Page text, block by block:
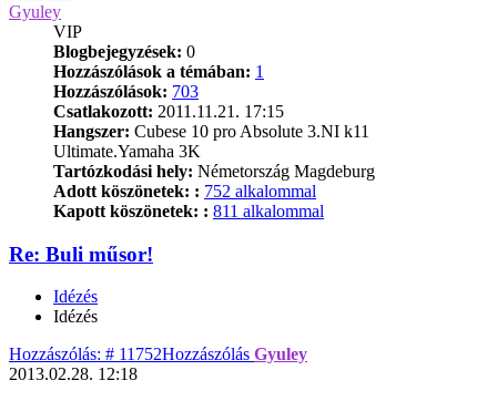
Gyuley
VIP
Blogbejegyzések: 0
Hozzászólások a témában: 1
Hozzászólások: 703
Csatlakozott: 2011.11.21. 17:15
Hangszer: Cubese 10 pro Absolute 3.NI k11
Ultimate.Yamaha 3K
Tartózkodási hely: Németország Magdeburg
Adott köszönetek: : 752 alkalommal
Kapott köszönetek: : 811 alkalommal
Re: Buli műsor!
Idézés
Idézés
Hozzászólás: # 11752Hozzászólás Gyuley
2013.02.28. 12:18